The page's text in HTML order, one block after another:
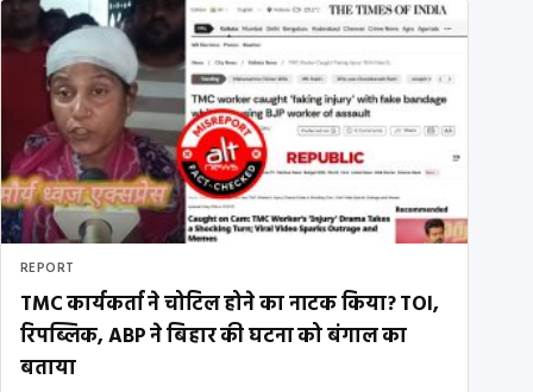
REPORT
TMC कार्यकर्ता ने चोटिल होने का नाटक किया? TOI,
रिपब्लिक, ABP ने बिहार की घटना को बंगाल का
बताया